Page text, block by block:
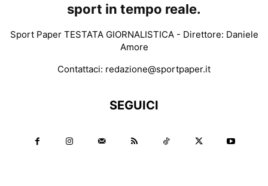
sport in tempo reale.
Sport Paper TESTATA GIORNALISTICA - Direttore: Daniele
Amore
Contattaci: redazione@sportpaper.it
SEGUICI